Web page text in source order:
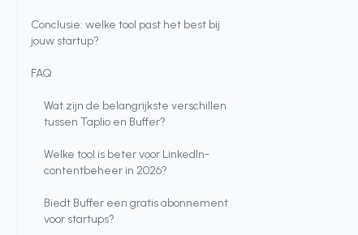
Conclusie: welke tool past het best bij
jouw startup?
FAQ
Wat zijn de belangrijkste verschillen
tussen Taplio en Buffer?
Welke tool is beter voor LinkedIn-
contentbeheer in 2026?
Biedt Buffer een gratis abonnement
voor startups?